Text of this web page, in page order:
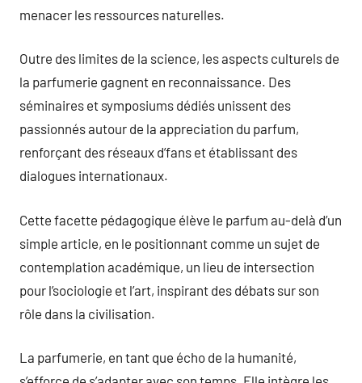
menacer les ressources naturelles.
Outre des limites de la science, les aspects culturels de
la parfumerie gagnent en reconnaissance. Des
séminaires et symposiums dédiés unissent des
passionnés autour de la appreciation du parfum,
renforçant des réseaux d’fans et établissant des
dialogues internationaux.
Cette facette pédagogique élève le parfum au-delà d’un
simple article, en le positionnant comme un sujet de
contemplation académique, un lieu de intersection
pour l’sociologie et l’art, inspirant des débats sur son
rôle dans la civilisation.
La parfumerie, en tant que écho de la humanité,